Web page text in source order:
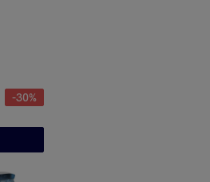
-30%